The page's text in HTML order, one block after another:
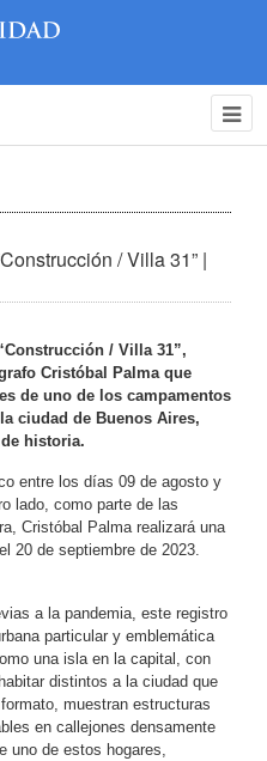
/ Villa 31” |
/ Villa 31”,
Cristóbal Palma que
de uno de los campamentos
ciudad de Buenos Aires,
historia.
entre los días 09 de agosto y
lado, como parte de las
Cristóbal Palma realizará una
20 de septiembre de 2023.
a la pandemia, este registro
particular y emblemática
una isla en la capital, con
distintos a la ciudad que
muestran estructuras
en callejones densamente
uno de estos hogares,